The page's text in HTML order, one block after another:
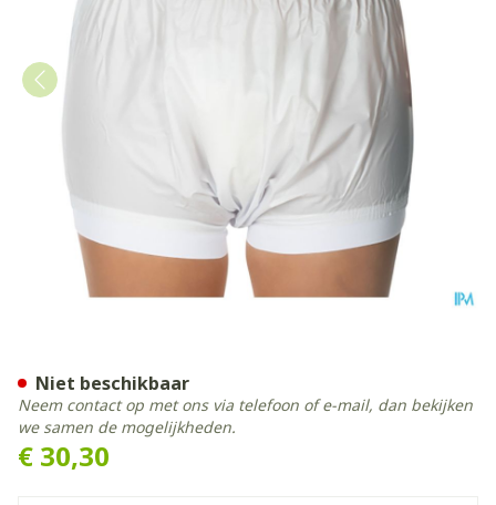
€ 30,30
Niet beschikbaar
Neem contact op met ons via telefoon of e-mail, dan bekijken
we samen de mogelijkheden.